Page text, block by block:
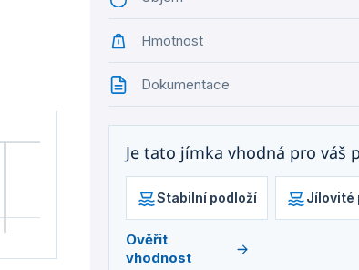
Hmotnost
Dokumentace
Je tato jímka vhodná pro váš
Stabilní podloží Jílovité
Ověřit
vhodnost